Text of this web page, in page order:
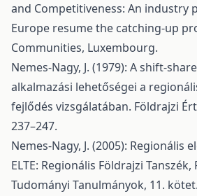
and Competitiveness: An industry
Europe resume the catching-up
Communities, Luxembourg.
Nemes-Nagy, J. (1979): A shift-
alkalmazási lehetőségei a
fejlődés vizsgálatában. Földrajzi
237–247.
Nemes-Nagy, J. (2005): Regionális
ELTE: Regionális Földrajzi Tanszék,
Tudományi Tanulmányok, 11. kötet.